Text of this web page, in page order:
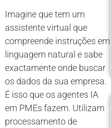
Imagine que tem um
assistente virtual que
compreende instruções em
linguagem natural e sabe
exactamente onde buscar
os dados da sua empresa.
É isso que os agentes IA
em PMEs fazem. Utilizam
processamento de